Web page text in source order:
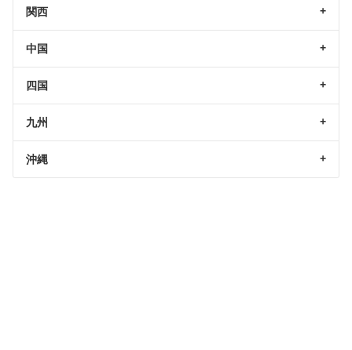
関西
中国
四国
九州
沖縄